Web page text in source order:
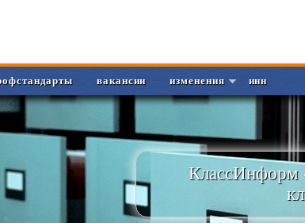
вакансии изменения инн
КлассИнформ